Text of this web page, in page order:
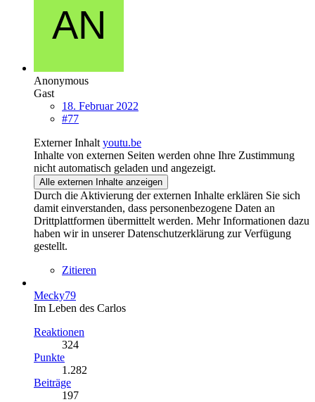
Anonymous
Gast
18. Februar 2022
#77
Externer Inhalt youtu.be
Inhalte von externen Seiten werden ohne Ihre Zustimmung
nicht automatisch geladen und angezeigt.
Alle externen Inhalte anzeigen
Durch die Aktivierung der externen Inhalte erklären Sie sich
damit einverstanden, dass personenbezogene Daten an
Drittplattformen übermittelt werden. Mehr Informationen dazu
haben wir in unserer Datenschutzerklärung zur Verfügung
gestellt.
Zitieren
Mecky79
Im Leben des Carlos
Reaktionen
324
Punkte
1.282
Beiträge
197